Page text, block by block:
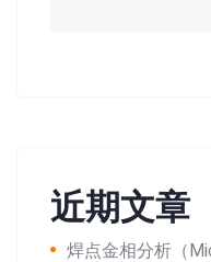
近期文章
焊点金相分析（